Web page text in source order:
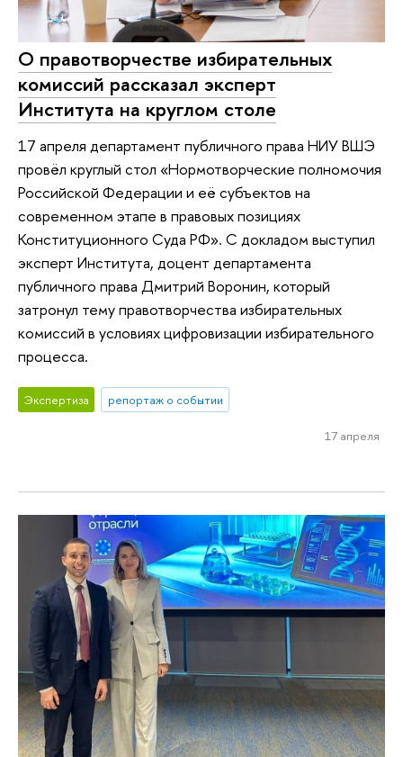
О правотворчестве избирательных
комиссий рассказал эксперт
Института на круглом столе
17 апреля департамент публичного права НИУ ВШЭ
провёл круглый стол «Нормотворческие полномочия
Российской Федерации и её субъектов на
современном этапе в правовых позициях
Конституционного Суда РФ». С докладом выступил
эксперт Института, доцент департамента
публичного права Дмитрий Воронин, который
затронул тему правотворчества избирательных
комиссий в условиях цифровизации избирательного
процесса.
Экспертиза репортаж о событии
17 апреля